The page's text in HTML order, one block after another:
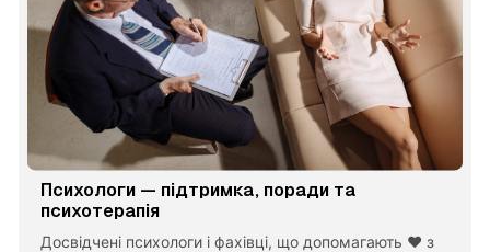
Психологи — підтримка, поради та
психотерапія
Досвідчені психологи і фахівці, що допомагають ❤️ з